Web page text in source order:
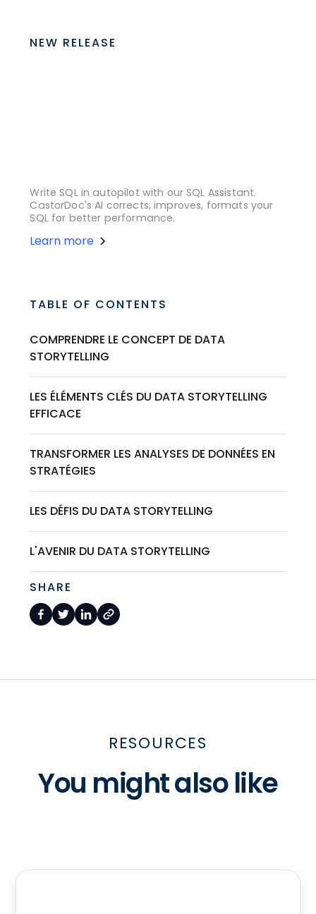
NEW RELEASE
Write SQL in autopilot with our SQL Assistant.
CastorDoc's AI corrects, improves, formats your
SQL for better performance.
Learn more
TABLE OF CONTENTS
COMPRENDRE LE CONCEPT DE DATA
STORYTELLING
LES ÉLÉMENTS CLÉS DU DATA STORYTELLING
EFFICACE
TRANSFORMER LES ANALYSES DE DONNÉES EN
STRATÉGIES
LES DÉFIS DU DATA STORYTELLING
L'AVENIR DU DATA STORYTELLING
SHARE
RESOURCES
You might also like